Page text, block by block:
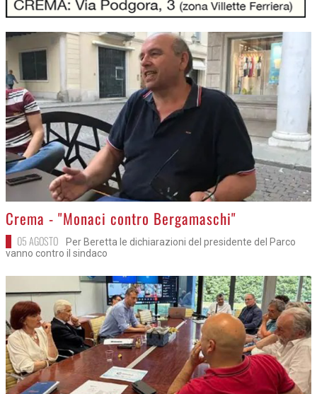
>
Crema - "Monaci contro Bergamaschi"
05 AGOSTO
Per Beretta le dichiarazioni del presidente del Parco
vanno contro il sindaco